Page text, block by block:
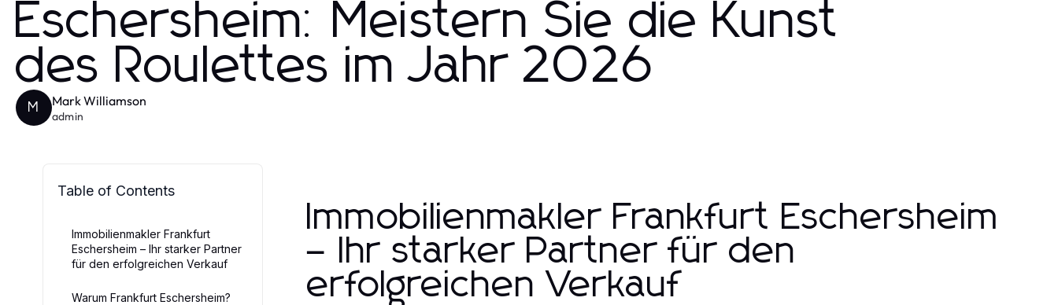
Eschersheim: Meistern Sie die Kunst
des Roulettes im Jahr 2026
M Mark Williamson
admin
Table of Contents
Immobilienmakler Frankfurt
Eschersheim – Ihr starker Partner
für den erfolgreichen Verkauf
Warum Frankfurt Eschersheim?
Immobilienmakler Frankfurt Eschersheim
– Ihr starker Partner für den
erfolgreichen Verkauf